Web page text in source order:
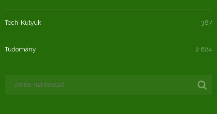
Tech-Kütyük 387
Tudomány 2 624